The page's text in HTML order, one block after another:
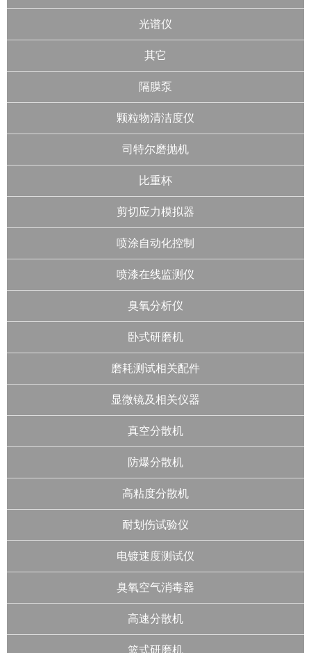
光谱仪
其它
隔膜泵
颗粒物清洁度仪
司特尔磨抛机
比重杯
剪切应力模拟器
喷涂自动化控制
喷漆在线监测仪
臭氧分析仪
卧式研磨机
磨耗测试相关配件
显微镜及相关仪器
真空分散机
防爆分散机
高粘度分散机
耐划伤试验仪
电镀速度测试仪
臭氧空气消毒器
高速分散机
篮式研磨机